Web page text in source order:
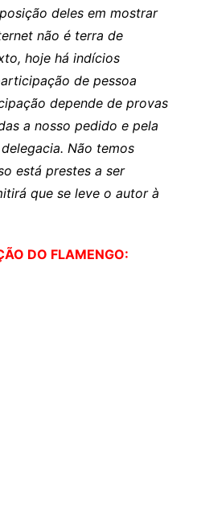
deles em mostrar
não é terra de
hoje há indícios
de pessoa
depende de provas
a nosso pedido e pela
Não temos
está prestes a ser
que se leve o autor à
DO FLAMENGO: